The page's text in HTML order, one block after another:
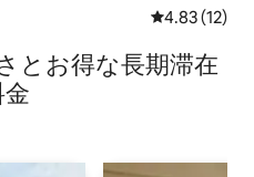
レビュー12
4.83 (12)
とお⁠得⁠な長⁠期⁠滞⁠在